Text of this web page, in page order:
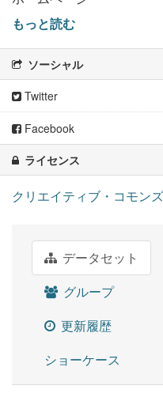
もっと読む
ソーシャル
Twitter
Facebook
ライセンス
クリエイティブ・コモン
データセット
グループ
更新履歴
ショーケース